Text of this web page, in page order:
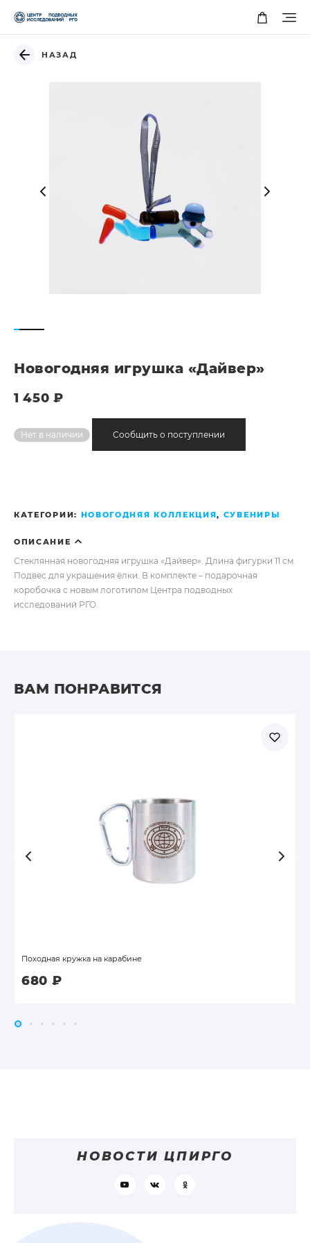
НАЗАД
Новогодняя игрушка «Дайвер»
1 450₽
Нет в наличии
КАТЕГОРИИ: НОВОГОДНЯЯ КОЛЛЕКЦИЯ, СУВЕНИРЫ
ОПИСАНИЕ
Стеклянная новогодняя игрушка «Дайвер». Длина фигурки 11 см.
Подвес для украшения ёлки. В комплекте – подарочная
коробочка с новым логотипом Центра подводных
исследований РГО.
ВАМ ПОНРАВИТСЯ
Походная кружка на карабине
680 ₽
НОВОСТИ ЦПИРГО